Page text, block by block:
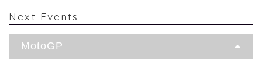
Next Events
MotoGP